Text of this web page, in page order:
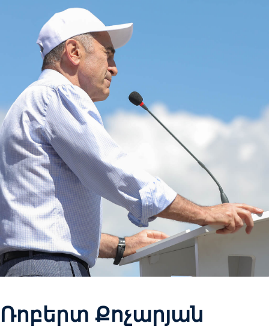
Ռոբերտ Քոչարյան